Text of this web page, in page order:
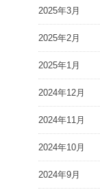
2025年3月
2025年2月
2025年1月
2024年12月
2024年11月
2024年10月
2024年9月